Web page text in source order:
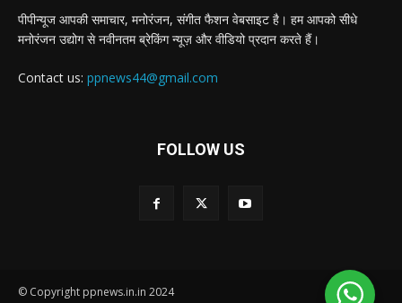
पीपीन्यूज आपकी समाचार, मनोरंजन, संगीत फैशन वेबसाइट है। हम आपको सीधे
मनोरंजन उद्योग से नवीनतम ब्रेकिंग न्यूज़ और वीडियो प्रदान करते हैं।
Contact us: ppnews44@gmail.com
FOLLOW US
© Copyright ppnews.in.in 2024